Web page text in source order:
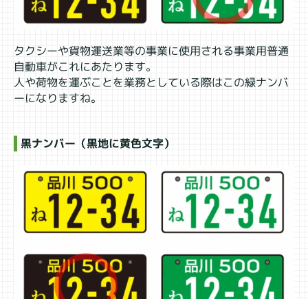
タクシーや貨物運送業等の事業に使用される事業用普通
自動車がこれにあたります。
人や荷物を運ぶことを業務としている際はこの緑ナンバ
ーになりますね。
黒ナンバー（黒地に黄色文字）